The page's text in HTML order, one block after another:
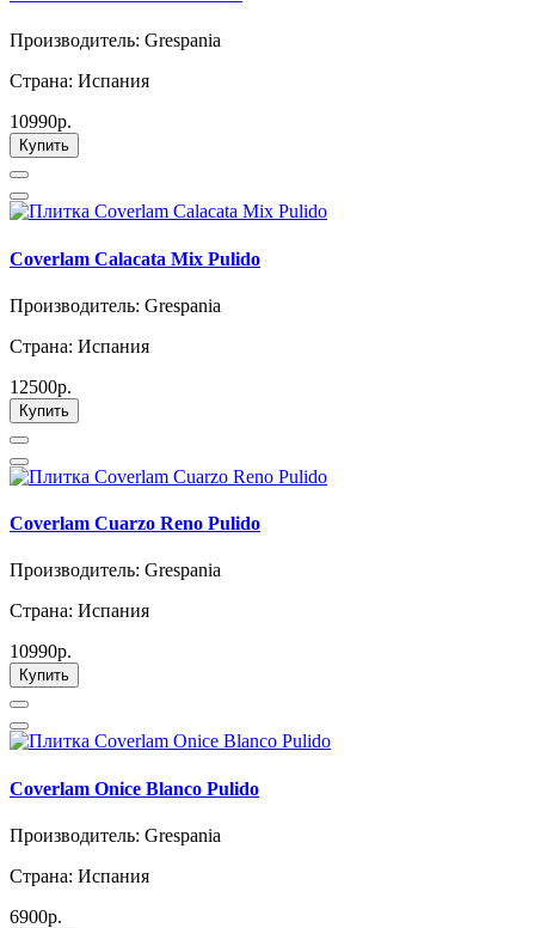
Производитель: Grespania
Страна: Испания
10990р.
Купить
Coverlam Calacata Mix Pulido
Производитель: Grespania
Страна: Испания
12500р.
Купить
Coverlam Cuarzo Reno Pulido
Производитель: Grespania
Страна: Испания
10990р.
Купить
Coverlam Onice Blanco Pulido
Производитель: Grespania
Страна: Испания
6900р.